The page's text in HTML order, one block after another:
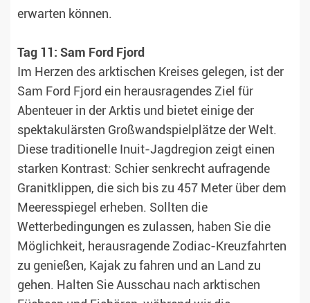
erwarten können.
Tag 11: Sam Ford Fjord
Im Herzen des arktischen Kreises gelegen, ist der
Sam Ford Fjord ein herausragendes Ziel für
Abenteuer in der Arktis und bietet einige der
spektakulärsten Großwandspielplätze der Welt.
Diese traditionelle Inuit-Jagdregion zeigt einen
starken Kontrast: Schier senkrecht aufragende
Granitklippen, die sich bis zu 457 Meter über dem
Meeresspiegel erheben. Sollten die
Wetterbedingungen es zulassen, haben Sie die
Möglichkeit, herausragende Zodiac-Kreuzfahrten
zu genießen, Kajak zu fahren und an Land zu
gehen. Halten Sie Ausschau nach arktischen